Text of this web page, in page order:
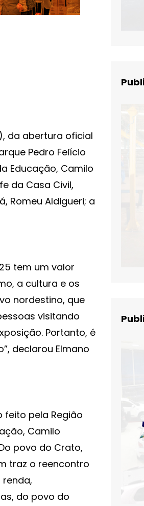
da abertura oficial
Pedro Felício
Educação, Camilo
da Casa Civil,
Romeu Aldigueri; a
tem um valor
a cultura e os
nordestino, que
visitando
Portanto, é
declarou Elmano
feito pela Região
Camilo
povo do Crato,
traz o reencontro
do povo do